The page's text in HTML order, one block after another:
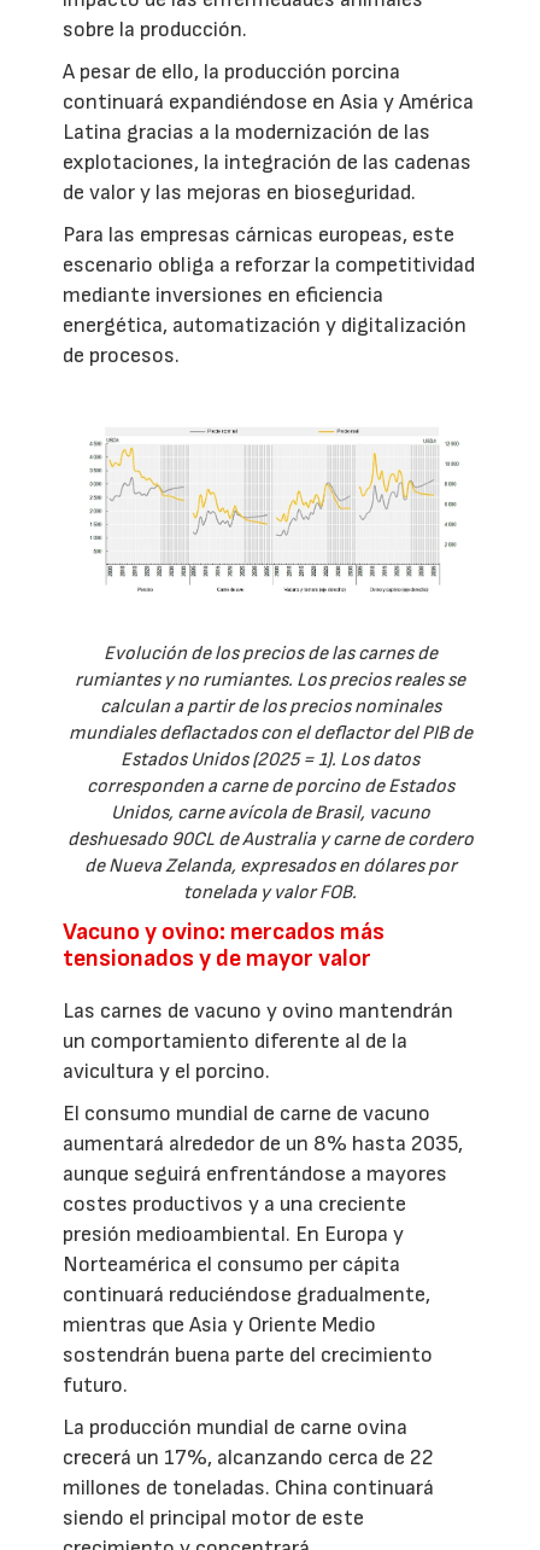
sobre la producción.
A pesar de ello, la producción porcina
continuará expandiéndose en Asia y América
Latina gracias a la modernización de las
explotaciones, la integración de las cadenas
de valor y las mejoras en bioseguridad.
Para las empresas cárnicas europeas, este
escenario obliga a reforzar la competitividad
mediante inversiones en eficiencia
energética, automatización y digitalización
de procesos.
Evolución de los precios de las carnes de
rumiantes y no rumiantes. Los precios reales se
calculan a partir de los precios nominales
mundiales deflactados con el deflactor del PIB de
Estados Unidos (2025 = 1). Los datos
corresponden a carne de porcino de Estados
Unidos, carne avícola de Brasil, vacuno
deshuesado 90CL de Australia y carne de cordero
de Nueva Zelanda, expresados en dólares por
tonelada y valor FOB.
Vacuno y ovino: mercados más
tensionados y de mayor valor
Las carnes de vacuno y ovino mantendrán
un comportamiento diferente al de la
avicultura y el porcino.
El consumo mundial de carne de vacuno
aumentará alrededor de un 8% hasta 2035,
aunque seguirá enfrentándose a mayores
costes productivos y a una creciente
presión medioambiental. En Europa y
Norteamérica el consumo per cápita
continuará reduciéndose gradualmente,
mientras que Asia y Oriente Medio
sostendrán buena parte del crecimiento
futuro.
La producción mundial de carne ovina
crecerá un 17%, alcanzando cerca de 22
millones de toneladas. China continuará
siendo el principal motor de este